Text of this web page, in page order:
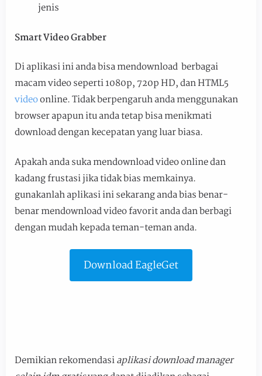
jenis
Smart Video Grabber
Di aplikasi ini anda bisa mendownload berbagai
macam video seperti 1080p, 720p HD, dan HTML5
videoonline. Tidak berpengaruh anda menggunakan
browser apapun itu anda tetap bisa menikmati
download dengan kecepatan yang luar biasa.
Apakah anda suka mendownload video online dan
kadang frustasi jika tidak bias memkainya.
gunakanlah aplikasi ini sekarang anda bias benar-
benar mendownload video favorit anda dan berbagi
dengan mudah kepada teman-teman anda.
Download EagleGet
Demikian rekomendasiaplikasi download manager